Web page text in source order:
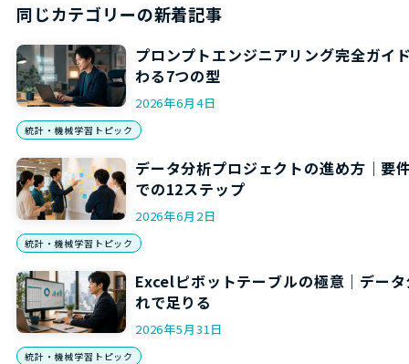
同じカテゴリーの新着記事
プロンプトエンジニアリング完全ガイ
わる7つの型
2026年6月4日
統計・機械学習トピック
データ分析プロジェクトの進め方｜要
での12ステップ
2026年6月2日
統計・機械学習トピック
Excelピボットテーブルの極意｜デー
れで足りる
2026年5月31日
統計・機械学習トピック